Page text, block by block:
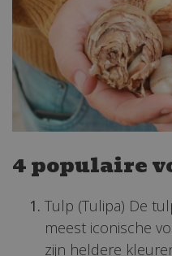
4 populaire
Tulp (Tulipa) De
meest iconische
zijn heldere